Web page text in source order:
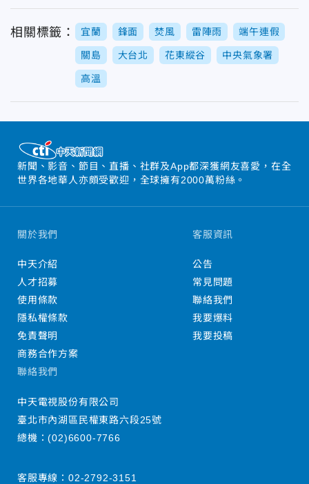
相關標籤： 宜蘭 鋒面 焚風 雷陣雨 端午連假
關島 大台北 花東縱谷 中央氣象署
高溫
新聞、影音、節目、直播、社群及App都深獲網友喜愛，在全
世界各地華人亦頗受歡迎，全球擁有2000萬粉絲。
關於我們
中天介紹
人才招募
使用條款
隱私權條款
免責聲明
商務合作方案
客服資訊
公告
常見問題
聯絡我們
我要爆料
我要投稿
聯絡我們
中天電視股份有限公司
臺北市內湖區民權東路六段25號
總機：(02)6600-7766
客服專線： 02-2792-3151